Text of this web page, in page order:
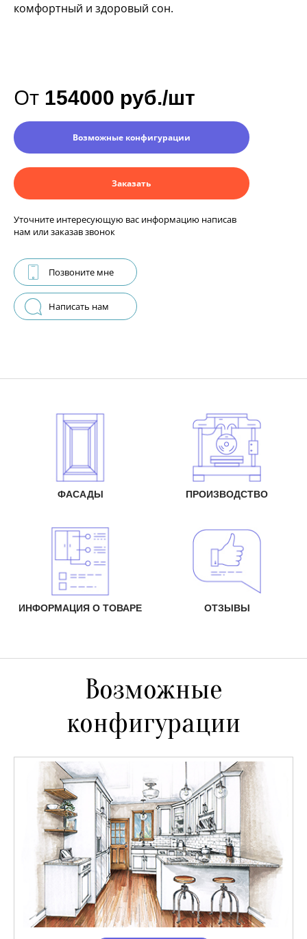
комфортный и здоровый сон.
От 154000 руб./шт
Возможные конфигурации
Заказать
Уточните интересующую вас информацию написав
нам или заказав звонок
Позвоните мне
Написать нам
ФАСАДЫ ПРОИЗВОДСТВО
ИНФОРМАЦИЯ О ТОВАРЕ ОТЗЫВЫ
Возможные
конфигурации